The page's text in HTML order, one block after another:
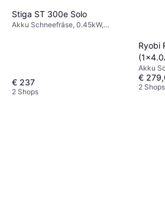
Stiga ST 300e Solo
Akku Schneefräse, 0.45kW,
€ 237
2 Shops
Ryobi
Akku
25 cm
€
2 Shops